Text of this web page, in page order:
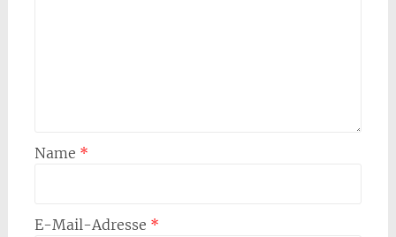
Name *
E-Mail-Adresse *